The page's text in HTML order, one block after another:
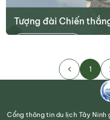
Tượng đài Chiến
1
Cổng thông tin du lịch Tây